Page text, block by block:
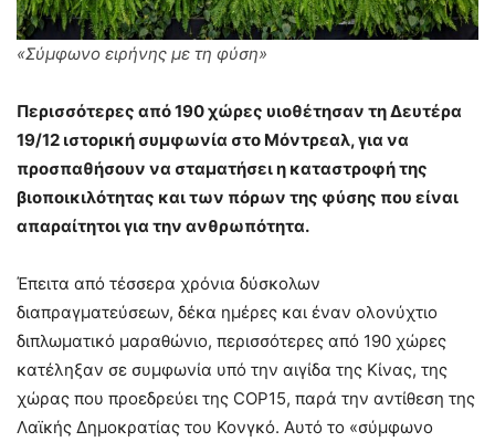
«Σύμφωνο ειρήνης με τη φύση»
Περισσότερες από 190 χώρες υιοθέτησαν τη Δευτέρα
19/12 ιστορική συμφωνία στο Μόντρεαλ, για να
προσπαθήσουν να σταματήσει η καταστροφή της
βιοποικιλότητας και των πόρων της φύσης που είναι
απαραίτητοι για την ανθρωπότητα.
Έπειτα από τέσσερα χρόνια δύσκολων
διαπραγματεύσεων, δέκα ημέρες και έναν ολονύχτιο
διπλωματικό μαραθώνιο, περισσότερες από 190 χώρες
κατέληξαν σε συμφωνία υπό την αιγίδα της Κίνας, της
χώρας που προεδρεύει της COP15, παρά την αντίθεση της
Λαϊκής Δημοκρατίας του Κονγκό. Αυτό το «σύμφωνο